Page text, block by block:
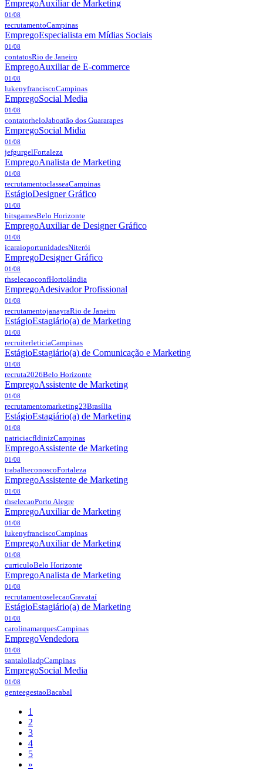
EmpregoAuxiliar de Marketing
01/08
recrutamentoCampinas
EmpregoEspecialista em Mídias Sociais
01/08
contatosRio de Janeiro
EmpregoAuxiliar de E-commerce
01/08
lukenyfranciscoCampinas
EmpregoSocial Media
01/08
contatorheloJaboatão dos Guararapes
EmpregoSocial Midia
01/08
jefgurgelFortaleza
EmpregoAnalista de Marketing
01/08
recrutamentoclasseaCampinas
EstágioDesigner Gráfico
01/08
bitsgamesBelo Horizonte
EmpregoAuxiliar de Designer Gráfico
01/08
icaraioportunidadesNiterói
EmpregoDesigner Gráfico
01/08
rhselecaoconfHortolândia
EmpregoAdesivador Profissional
01/08
recrutamentojanayraRio de Janeiro
EstágioEstagiário(a) de Marketing
01/08
recruiterleticiaCampinas
EstágioEstagiário(a) de Comunicação e Marketing
01/08
recruta2026Belo Horizonte
EmpregoAssistente de Marketing
01/08
recrutamentomarketing23Brasília
EstágioEstagiário(a) de Marketing
01/08
patriciacfldinizCampinas
EmpregoAssistente de Marketing
01/08
trabalheconoscoFortaleza
EmpregoAssistente de Marketing
01/08
rhselecaoPorto Alegre
EmpregoAuxiliar de Marketing
01/08
lukenyfranciscoCampinas
EmpregoAuxiliar de Marketing
01/08
curriculoBelo Horizonte
EmpregoAnalista de Marketing
01/08
recrutamentoselecaoGravataí
EstágioEstagiário(a) de Marketing
01/08
carolinamarquesCampinas
EmpregoVendedora
01/08
santalolladpCampinas
EmpregoSocial Media
01/08
genteegestaoBacabal
1
2
3
4
5
»